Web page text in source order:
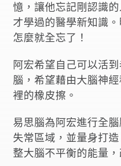
憶，讓他忘記剛認識
才學過的醫學新知識
怎麼就全忘了！
阿宏希望自己可以活
腦，希望藉由大腦神
裡的橡皮擦。
易思腦為阿宏進行全
失常區域，並量身打
整大腦不平衡的能量